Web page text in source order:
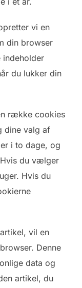
vi en
din browser
indeholder
du lukker din
række cookies
dine valg af
i to dage, og
du vælger
Hvis du
vil en
Denne
data og
artikel, du